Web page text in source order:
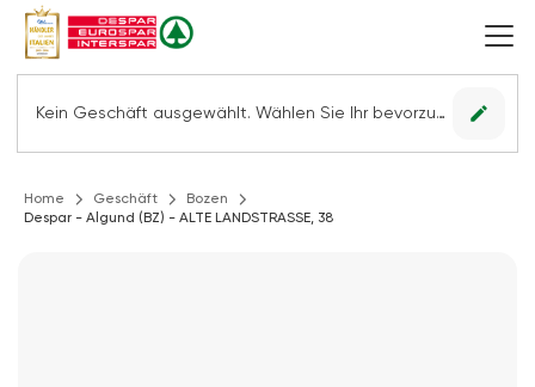
Kein Geschäft ausgewählt. Wählen Sie Ihr bevorzugtes Geschäft, um alle Angebote sehen zu können. edit
Home Geschäft
Bozen
Despar - Algund (BZ) - ALTE LANDSTRASSE, 38